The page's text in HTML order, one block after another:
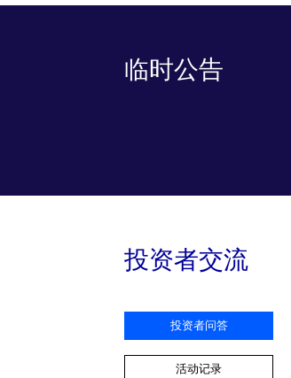
临时公告
投资者交流
投资者问答
活动记录